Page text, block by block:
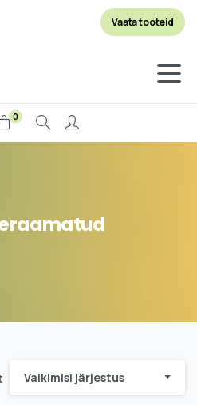
Vaata tooteid
0
Otsi
Vaikimisi järjestus